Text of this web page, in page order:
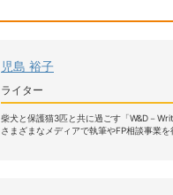
児島 裕子
ライター
柴犬と保護猫3匹と共に過ごす「W&D－
さまざまなメディアで執筆やFP相談事業を